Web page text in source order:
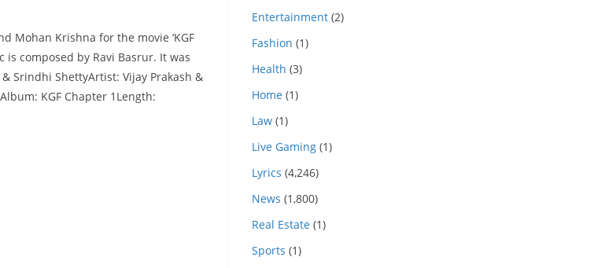
Mohan Krishna for the movie ‘KGF
is composed by Ravi Basrur. It was
Srindhi ShettyArtist: Vijay Prakash &
KGF Chapter 1Length:
Entertainment (2)
Fashion (1)
Health (3)
Home (1)
Law (1)
Live Gaming (1)
Lyrics (4,246)
News (1,800)
Real Estate (1)
Sports (1)